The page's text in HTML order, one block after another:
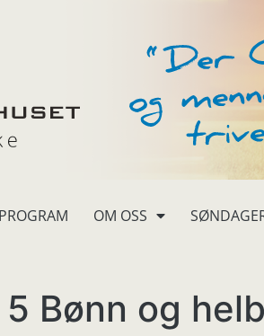
PROGRAM OM OSS
5 Bønn og